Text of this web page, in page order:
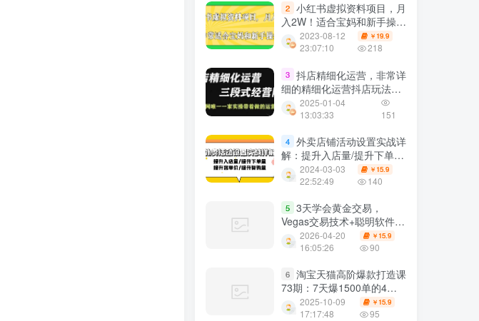
2 小红书虚拟资料项目，月
入2W！适合宝妈和新手操作
【揭秘】
2023-08-12
23:07:10
￥ 19.9
218
3 抖店精细化运营，非常详
细的精细化运营抖店玩法
（更新0104）
2025-01-04
13:03:33
151
4 外卖店铺活动设置实战详
解：提升入店量/提升下单
量/提升客单价/提升复购量
2024-03-03
22:52:49
￥ 15.9
140
5 3天学会黄金交易，
Vegas交易技术+聪明软件，
日赚502026-04-20
16:05:26
￥ 15.9
90
6 淘宝天猫高阶爆款打造课
73期：7天爆1500单的4剑
合1战术
2025-10-09
17:17:48
￥ 15.9
95